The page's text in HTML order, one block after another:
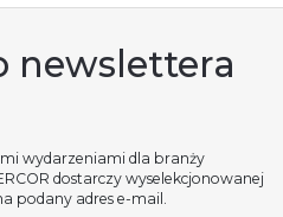
newslettera
wydarzeniami dla branży
dostarczy wyselekcjonowanej
podany adres e-mail.